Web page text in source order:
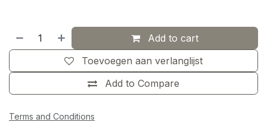
Add to cart
Add to Compare
Toevoegen aan verlanglijst
Terms and Conditions